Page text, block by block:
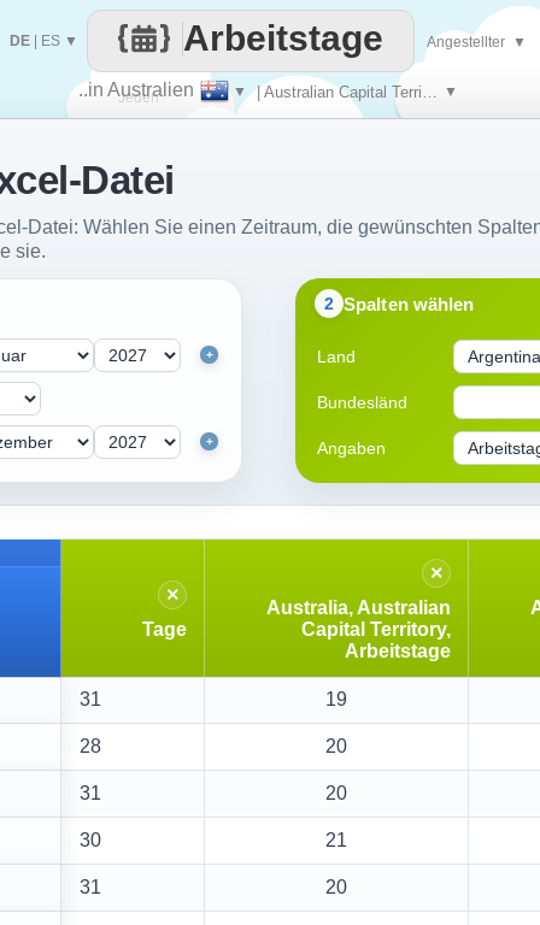
Jeden
..in Australien ▼ | Australian Capital Territory ▼
Arbeitstage
DE ES ▼ Angestellter ▼
Datei
Datei: Wählen Sie einen Zeitraum, die gewünschten
sie.
2 Spalten wählen
Land
Bundesländ
Angaben
+
+
×
Tage
×
Australia, Australian
Capital Territory,
Arbeitstage
31 19
28 20
31 20
30 21
31 20